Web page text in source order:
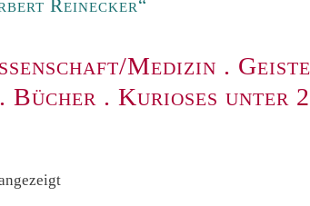
Reinecker“
Medizin .
. Bücher . Kurioses unter